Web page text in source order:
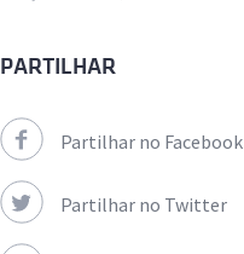
PARTILHAR
Partilhar no Facebook
Partilhar no Twitter